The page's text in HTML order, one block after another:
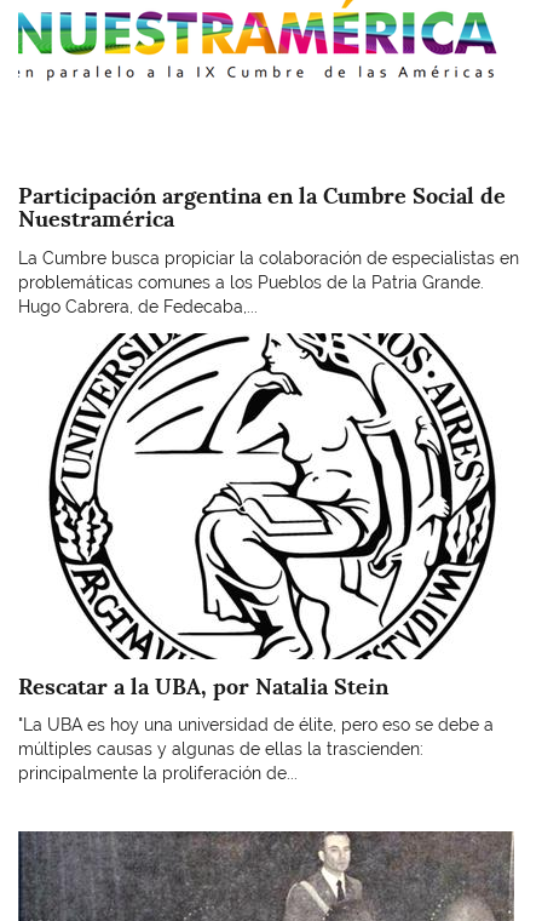
Participación argentina en la Cumbre Social de
Nuestramérica
La Cumbre busca propiciar la colaboración de especialistas en
problemáticas comunes a los Pueblos de la Patria Grande.
Hugo Cabrera, de Fedecaba,...
Rescatar a la UBA, por Natalia Stein
"La UBA es hoy una universidad de élite, pero eso se debe a
múltiples causas y algunas de ellas la trascienden:
principalmente la proliferación de...
Imagen